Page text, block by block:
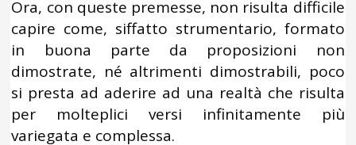
Ora, con queste premesse, non risulta difficile
capire come, siffatto strumentario, formato
in buona parte da proposizioni non
dimostrate, né altrimenti dimostrabili, poco
si presta ad aderire ad una realtà che risulta
per molteplici versi infinitamente più
variegata e complessa.